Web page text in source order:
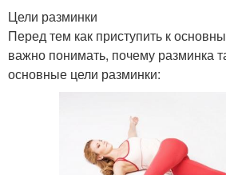
Цели разминки
Перед тем как приступить к
важно понимать, почему разминка
основные цели разминки: